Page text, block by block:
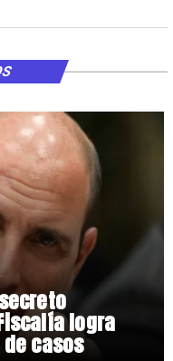
logra
casos